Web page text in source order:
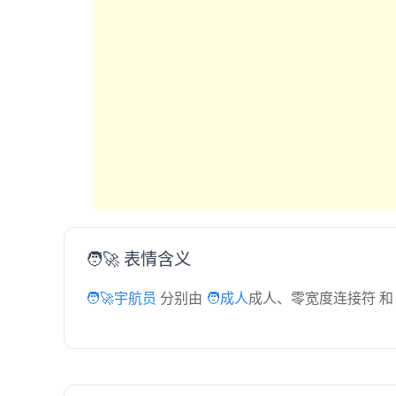
🧑‍🚀 表情含义
🧑‍🚀宇航员 分别由 🧑成人成人、零宽度连接符 和